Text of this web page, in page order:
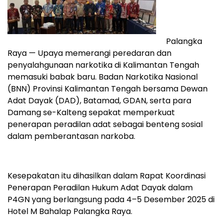
Palangka
Raya — Upaya memerangi peredaran dan
penyalahgunaan narkotika di Kalimantan Tengah
memasuki babak baru. Badan Narkotika Nasional
(BNN) Provinsi Kalimantan Tengah bersama Dewan
Adat Dayak (DAD), Batamad, GDAN, serta para
Damang se-Kalteng sepakat memperkuat
penerapan peradilan adat sebagai benteng sosial
dalam pemberantasan narkoba.
Kesepakatan itu dihasilkan dalam Rapat Koordinasi
Penerapan Peradilan Hukum Adat Dayak dalam
P4GN yang berlangsung pada 4–5 Desember 2025 di
Hotel M Bahalap Palangka Raya.